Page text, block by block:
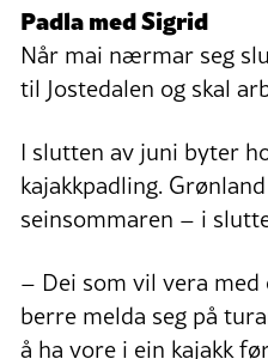
Padla med Sigrid
Når mai nærmar seg
til Jostedalen og skal
I slutten av juni byter
kajakkpadling.
seinsommaren – i
– Dei som vil vera med
berre melda seg på
å ha vore i ein kajakk